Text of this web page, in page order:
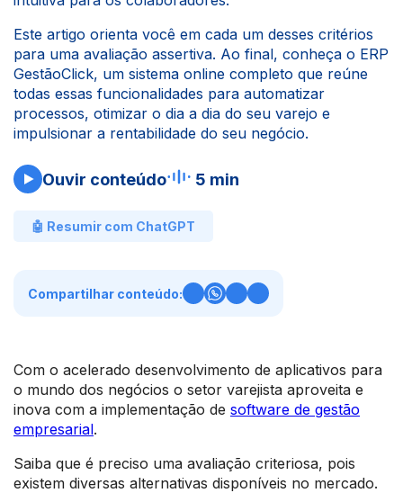
Este artigo orienta você em cada um desses critérios
para uma avaliação assertiva. Ao final, conheça o ERP
GestãoClick, um sistema online completo que reúne
todas essas funcionalidades para automatizar
processos, otimizar o dia a dia do seu varejo e
impulsionar a rentabilidade do seu negócio.
Ouvir conteúdo 5 min
🤖 Resumir com ChatGPT
Compartilhar conteúdo:
Com o acelerado desenvolvimento de aplicativos para
o mundo dos negócios o setor varejista aproveita e
inova com a implementação de software de gestão
empresarial.
Saiba que é preciso uma avaliação criteriosa, pois
existem diversas alternativas disponíveis no mercado.